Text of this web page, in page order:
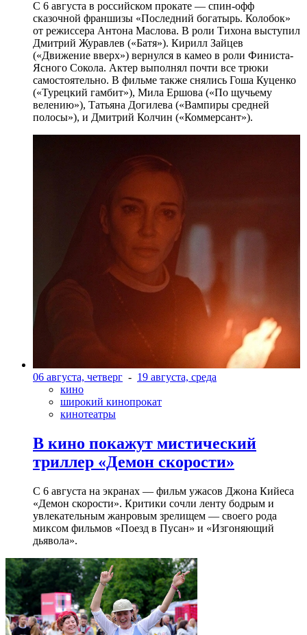
С 6 августа в российском прокате — спин-офф
сказочной франшизы «Последний богатырь. Колобок»
от режиссера Антона Маслова. В роли Тихона выступил
Дмитрий Журавлев («Батя»). Кирилл Зайцев
(«Движение вверх») вернулся в камео в роли Финиста-
Ясного Сокола. Актер выполнял почти все трюки
самостоятельно. В фильме также снялись Гоша Куценко
(«Турецкий гамбит»), Мила Ершова («По щучьему
велению»), Татьяна Догилева («Вампиры средней
полосы»), и Дмитрий Колчин («Коммерсант»).
06 августа, четверг - 19 августа, среда
кино
широкий кинопрокат
кинотеатры
В кино покажут мистический
триллер «Демон скорости»
С 6 августа на экранах — фильм ужасов Джона Кийеса
«Демон скорости». Критики сочли ленту бодрым и
увлекательным жанровым зрелищeм — своего рода
миксом фильмов «Поезд в Пусан» и «Изгоняющий
дьявола».